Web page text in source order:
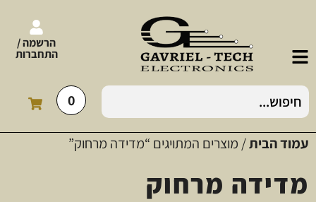
הרשמה /
התחברות
0
עמוד הבית/ מוצרים המתויגים “מדידה מרחוק”
מדידה מרחוק